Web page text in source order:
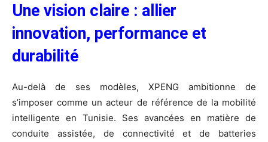
Une vision claire : allier
innovation, performance et
durabilité
Au-delà de ses modèles, XPENG ambitionne de
s’imposer comme un acteur de référence de la mobilité
intelligente en Tunisie. Ses avancées en matière de
conduite assistée, de connectivité et de batteries